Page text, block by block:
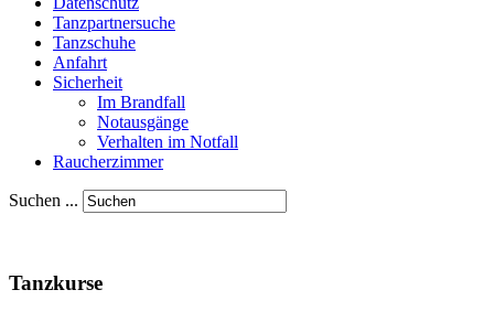
Tanzpartnersuche
Tanzschuhe
Anfahrt
Sicherheit
Im Brandfall
Notausgänge
Verhalten im Notfall
Raucherzimmer
Suchen ...
Tanzkurse